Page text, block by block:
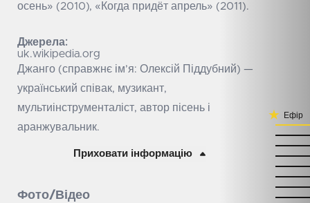
осень» (2010), «Когда придёт апрель» (2011).
Джерела:
uk.wikipedia.org
Джанго (справжнє ім’я: Олексій Піддубний) —
український співак, музикант,
мультиінструменталіст, автор пісень і
аранжувальник.
Приховати інформацію
Фото/Відео
Ефір